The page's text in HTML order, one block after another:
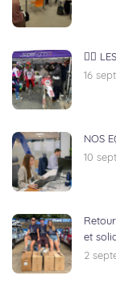
🏃‍♂️
16
NOS
10
et
2